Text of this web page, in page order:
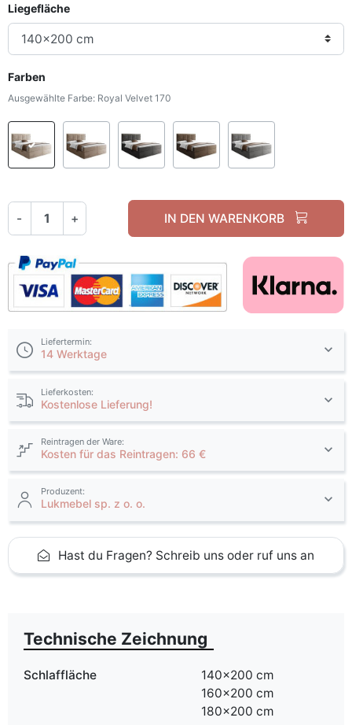
Liegefläche
Farben
Ausgewählte Farbe: Royal Velvet 170
Royal Velvet 170Royal Velvet 176Royal Velvet 185Royal Velvet 196
- + IN DEN WARENKORB
Liefertermin:
14 Werktage
Lieferkosten:
Kostenlose Lieferung!
Reintragen der Ware:
Kosten für das Reintragen: 66 €
Produzent:
Lukmebel sp. z o. o.
Hast du Fragen? Schreib uns oder ruf uns an
Technische Zeichnung
Schlaffläche
140x200 cm
160x200 cm
180x200 cm